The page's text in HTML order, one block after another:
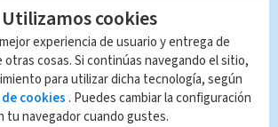
Utilizamos cookies
experiencia de usuario y entrega de
cosas. Si continúas navegando el sitio,
para utilizar dicha tecnología, según
cookies . Puedes cambiar la configuración
tu navegador cuando gustes.